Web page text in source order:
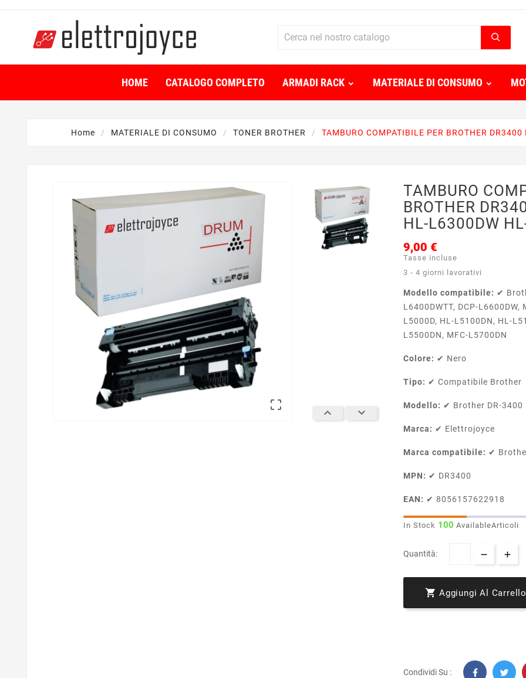
HOME CATALOGO COMPLETO ARMADI RACK MATERIALE DI CONSUMO
Home MATERIALE DI CONSUMO TONER BROTHER TAMBURO COMPATIBILE PER BROTHER

 
TAMBURO
BROTHER
HL-L6300DW
9,00 €
Tasse incluse
3 - 4 giorni lavorativi
Modello compatibile: ✔
L6400DWTT, DCP-L6600DW,
L5000D, HL-L5100DN, HL-
L5500DN, MFC-L5700DN
Colore: ✔ Nero
Tipo: ✔ Compatibile Brother
Modello: ✔ Brother DR-3400
Marca: ✔ Elettrojoyce
Marca compatibile: ✔
MPN: ✔ DR3400
EAN: ✔ 8056157622918
In Stock 100 AvailableArticoli
Quantità:
 Aggiungi Al Carrello
Condividi Su :